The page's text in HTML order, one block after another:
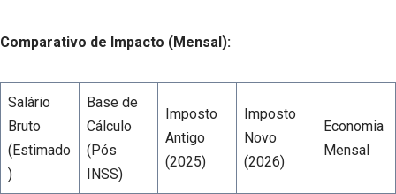
Comparativo de Impacto (Mensal):
Salário
Bruto
(Estimado
)
Base de
Cálculo
(Pós
INSS)
Imposto
Antigo
(2025)
Imposto
Novo
(2026)
Economia
Mensal